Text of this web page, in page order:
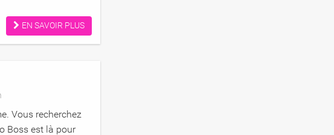
EN SAVOIR PLUS
Vous recherchez
Boss est là pour